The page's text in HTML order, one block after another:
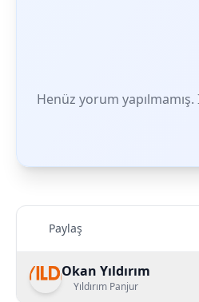
Henüz yorum
Paylaş
Okan Yıldırım
Yıldırım Panjur